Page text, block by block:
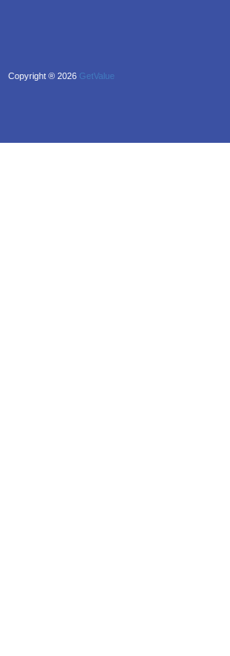
Copyright ® 2026 GetValue